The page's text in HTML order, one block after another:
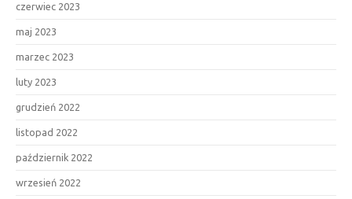
czerwiec 2023
maj 2023
marzec 2023
luty 2023
grudzień 2022
listopad 2022
październik 2022
wrzesień 2022